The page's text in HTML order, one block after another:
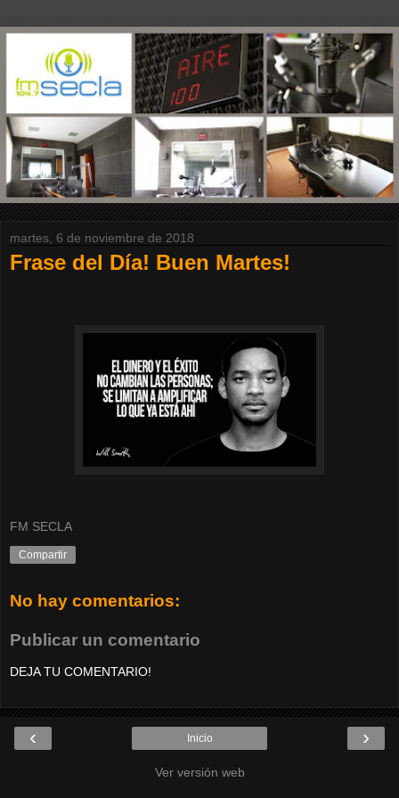
martes, 6 de noviembre de 2018
Frase del Día! Buen Martes!
FM SECLA
Compartir
No hay comentarios:
Publicar un comentario
DEJA TU COMENTARIO!
‹ ›
Inicio
Ver versión web